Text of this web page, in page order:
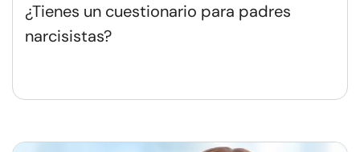
¿Tienes un cuestionario para padres
narcisistas?